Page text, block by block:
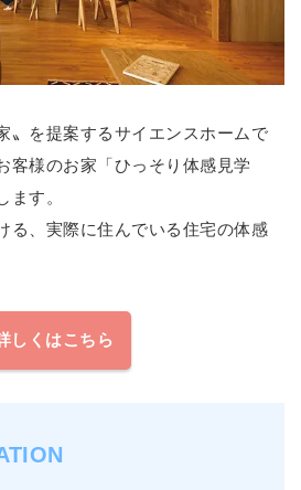
を提案するサイエンスホームで
客様のお家「ひっそり体感見学
ます。
る、実際に住んでいる住宅の体感
しくはこちら